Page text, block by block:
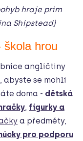
hraje prim
Shipstead)
hrou
angličtiny
abyste se mohli
doma - dětská
, figurky a
a předměty,
pro podporu